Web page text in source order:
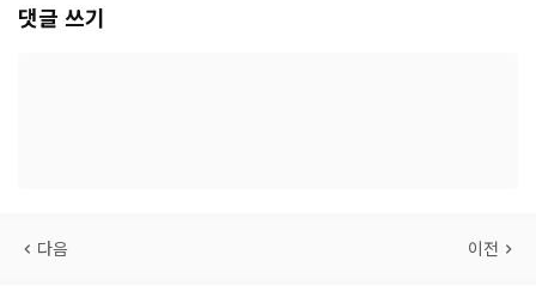
댓글 쓰기
다음 이전